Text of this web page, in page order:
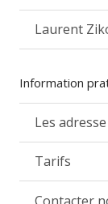
Laurent
Information
Les
Tarifs